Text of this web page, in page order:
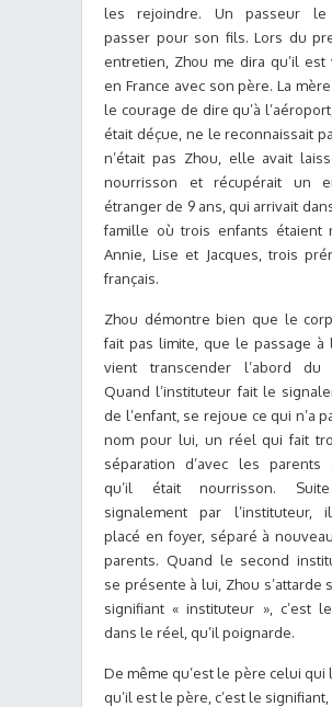
les rejoindre. Un passeur le
passer pour son fils. Lors du
entretien, Zhou me dira qu’il est
en France avec son père. La
le courage de dire qu’à
était déçue, ne le reconnaissait
n’était pas Zhou, elle avait
nourrisson et récupérait un
étranger de 9 ans, qui arrivait
famille où trois enfants étaient
Annie, Lise et Jacques, trois
français.
Zhou démontre bien que le
fait pas limite, que le passage à
vient transcender l’abord du
Quand l’instituteur fait le
de l’enfant, se rejoue ce qui n’a
nom pour lui, un réel qui fait
séparation d’avec les parents
qu’il était nourrisson.
signalement par l’instituteur,
placé en foyer, séparé à
parents. Quand le second
se présente à lui, Zhou s’attarde
signifiant « instituteur », c’est
dans le réel, qu’il poignarde.
De même qu’est le père celui qui
qu’il est le père, c’est le signifiant,